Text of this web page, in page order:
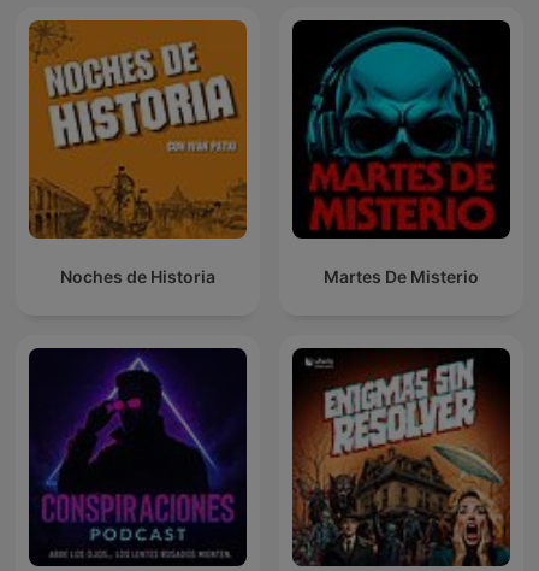
Noches de Historia Martes De Misterio